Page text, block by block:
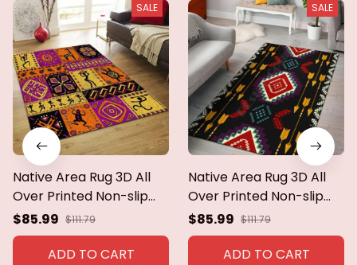
SALE
Native Area Rug 3D All
Over Printed Non-slip
Mat Dining Room Living
Room Soft Bedroom
Carpet 05
$85.99 $111.79
ADD TO CART
SALE
Native Area Rug 3D All
Over Printed Non-slip
Mat Dining Room Living
Room Soft Bedroom
Carpet 17
$85.99 $111.79
ADD TO CART